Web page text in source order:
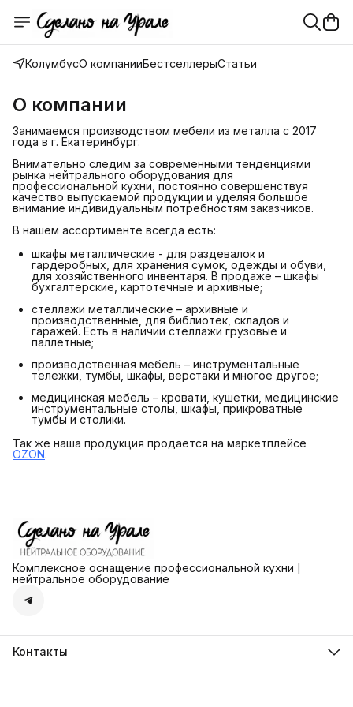
КолумбусО компанииБестселлерыСтатьи
О компании
Занимаемся производством мебели из металла с 2017
года в г. Екатеринбург.
Внимательно следим за современными тенденциями
рынка нейтрального оборудования для
профессиональной кухни, постоянно совершенствуя
качество выпускаемой продукции и уделяя большое
внимание индивидуальным потребностям заказчиков.
В нашем ассортименте всегда есть:
шкафы металлические - для раздевалок и
гардеробных, для хранения сумок, одежды и обуви,
для хозяйственного инвентаря. В продаже – шкафы
бухгалтерские, картотечные и архивные;
стеллажи металлические – архивные и
производственные, для библиотек, складов и
гаражей. Есть в наличии стеллажи грузовые и
паллетные;
производственная мебель – инструментальные
тележки, тумбы, шкафы, верстаки и многое другое;
медицинская мебель – кровати, кушетки, медицинские
инструментальные столы, шкафы, прикроватные
тумбы и столики.
Так же наша продукция продается на маркетплейсе
OZON.
Комплексное оснащение профессиональной кухни |
нейтральное оборудование
Контакты